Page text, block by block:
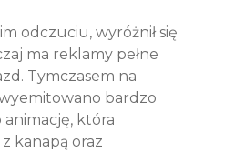
odczuciu, wyróżnił się
ma reklamy pełne
Tymczasem na
bardzo
która
kanapą oraz